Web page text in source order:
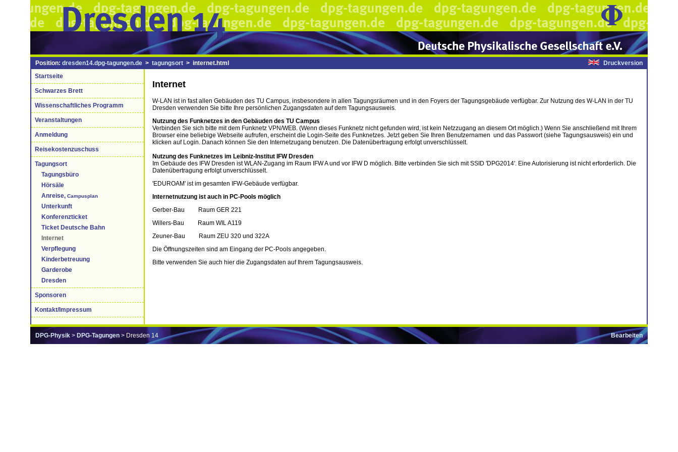
Druckversion
Position: dresden14.dpg-tagungen.de > tagungsort > internet.html
Startseite
Schwarzes Brett
Wissenschaftliches Programm
Veranstaltungen
Anmeldung
Reisekostenzuschuss
Tagungsort
Tagungsbüro
Hörsäle
Anreise, Campusplan
Unterkunft
Konferenzticket
Ticket Deutsche Bahn
Internet
Verpflegung
Kinderbetreuung
Garderobe
Dresden
Sponsoren
Kontakt/Impressum
Internet
W-LAN ist in fast allen Gebäuden des TU Campus, insbesondere in allen Tagungsräumen und in den Foyers der Tagungsgebäude verfügbar. Zur Nutzung des W-LAN in der TU
Dresden verwenden Sie bitte Ihre persönlichen Zugangsdaten auf dem Tagungsausweis.
Nutzung des Funknetzes in den Gebäuden des TU Campus
Verbinden Sie sich bitte mit dem Funknetz VPN/WEB. (Wenn dieses Funknetz nicht gefunden wird, ist kein Netzzugang an diesem Ort möglich.) Wenn Sie anschließend mit Ihrem
Browser eine beliebige Webseite aufrufen, erscheint die Login-Seite des Funknetzes. Jetzt geben Sie Ihren Benutzernamen und das Passwort (siehe Tagungsausweis) ein und
klicken auf Login. Danach können Sie den Internetzugang benutzen. Die Datenübertragung erfolgt unverschlüsselt.
Nutzung des Funknetzes im Leibniz-Institut IFW Dresden
Im Gebäude des IFW Dresden ist WLAN-Zugang im Raum IFW A und vor IFW D möglich. Bitte verbinden Sie sich mit SSID 'DPG2014'. Eine Autorisierung ist nicht erforderlich. Die
Datenübertragung erfolgt unverschlüsselt.
'EDUROAM' ist im gesamten IFW-Gebäude verfügbar.
Internetnutzung ist auch in PC-Pools möglich
Gerber-Bau Raum GER 221
Willers-Bau Raum WIL A119
Zeuner-Bau Raum ZEU 320 und 322A
Die Öffnungszeiten sind am Eingang der PC-Pools angegeben.
Bitte verwenden Sie auch hier die Zugangsdaten auf Ihrem Tagungsausweis.
Bearbeiten
DPG-Physik > DPG-Tagungen > Dresden 14